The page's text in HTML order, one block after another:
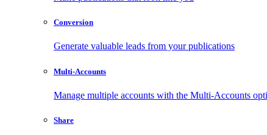
Conversion
Generate valuable leads from your publications
Multi-Accounts
Manage multiple accounts with the Multi-Accounts
Share